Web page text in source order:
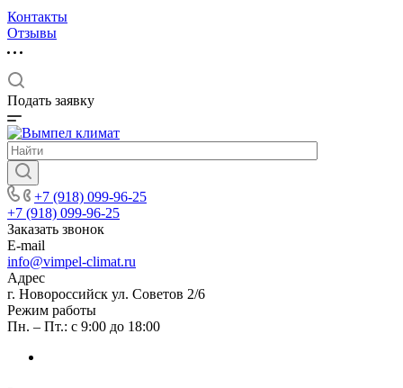
Контакты
Отзывы
Подать заявку
+7 (918) 099-96-25
+7 (918) 099-96-25
Заказать звонок
E-mail
info@vimpel-climat.ru
Адрес
г. Новороссийск ул. Советов 2/6
Режим работы
Пн. – Пт.: с 9:00 до 18:00